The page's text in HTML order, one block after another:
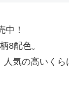
中！
8配色。
気の高いくら